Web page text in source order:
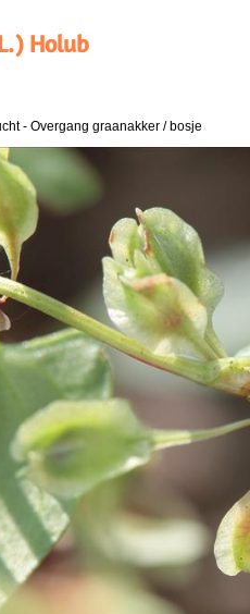
Holub
- Overgang graanakker / bosje